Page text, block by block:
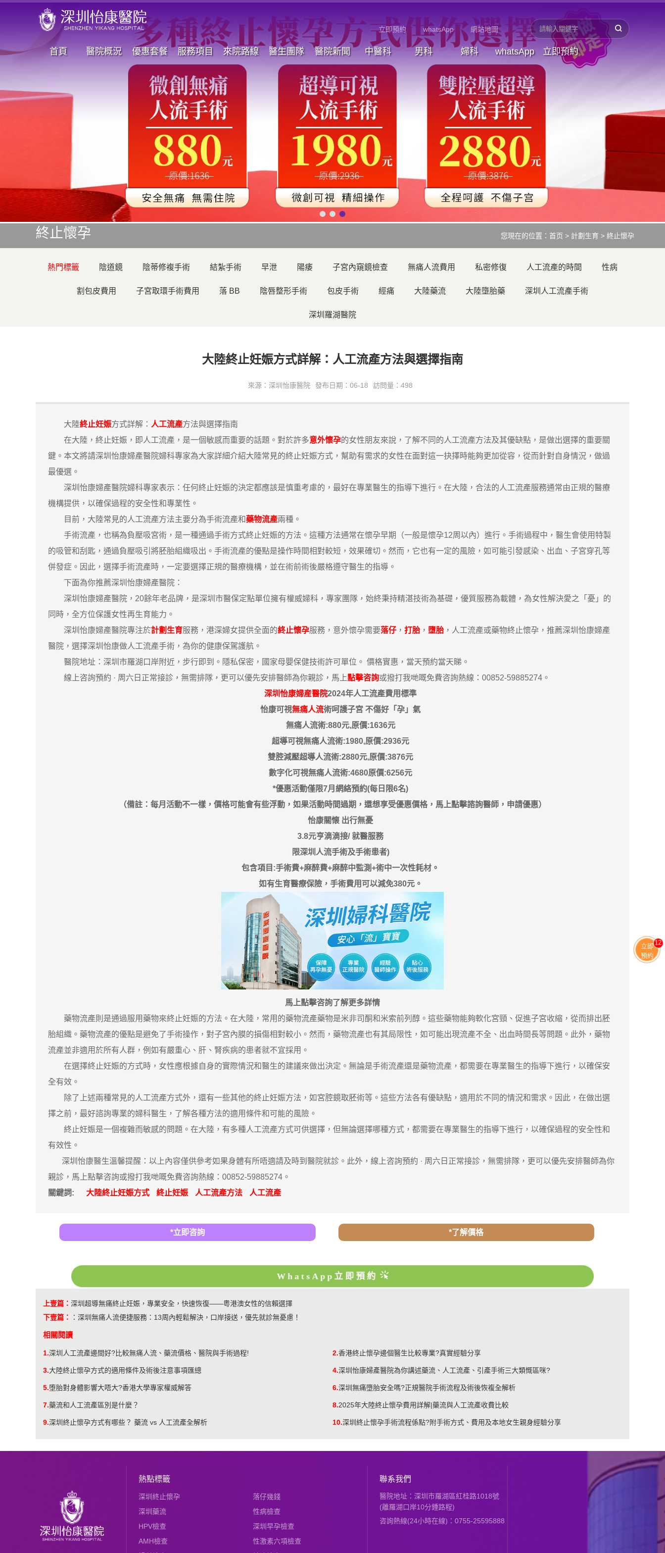
立即預約 whatsApp 網站地圖
首頁 醫院概況 優惠套餐 服務項目 來院路線 醫生團隊 醫院新聞 中醫科 男科 婦科 whatsApp 立即預約
終止懷孕 您現在的位置： 首页 > 計劃生育 > 終止懷孕
熱門標籤 陰道鏡 陰蒂修複手術 結紮手術 早泄 陽痿 子宮內窺鏡檢查 無痛人流費用 私密修復 人工流產的時間 性病
割包皮費用 子宮取環手術費用 落 BB 陰唇整形手術 包皮手術 經痛 大陸藥流 大陸墮胎藥 深圳人工流產手術
深圳羅湖醫院
大陸終止妊娠方式詳解：人工流產方法與選擇指南
來源：深圳怡康醫院 發布日期：06-18 訪問量：498
大陸終止妊娠方式詳解： 人工流產方法與選擇指南
在大陸，終止妊娠，即人工流產，是一個敏感而重要的話題。對於許多意外懷孕的女性朋友來說，了解不同的人工流產方法及其優缺點，是做出選擇的重要關
鍵。本文將請深圳怡康婦產醫院婦科專家為大家詳細介紹大陸常見的終止妊娠方式，幫助有需求的女性在面對這一抉擇時能夠更加從容，從而針對自身情況，做過
最優選。
深圳怡康婦產醫院婦科專家表示：任何終止妊娠的決定都應該是慎重考慮的，最好在專業醫生的指導下進行。在大陸，合法的人工流產服務通常由正規的醫療
機構提供，以確保過程的安全性和專業性。
目前，大陸常見的人工流產方法主要分為手術流產和藥物流產兩種。
手術流產，也稱為負壓吸宮術，是一種通過手術方式終止妊娠的方法。這種方法通常在懷孕早期（一般是懷孕12周以內）進行。手術過程中，醫生會使用特製
的吸管和刮匙，通過負壓吸引將胚胎組織吸出。手術流產的優點是操作時間相對較短，效果確切。然而，它也有一定的風險，如可能引發感染、出血、子宮穿孔等
併發症。因此，選擇手術流產時，一定要選擇正規的醫療機構，並在術前術後嚴格遵守醫生的指導。
下面為你推薦深圳怡康婦產醫院：
深圳怡康婦產醫院，20餘年老品牌，是深圳市醫保定點單位擁有權威婦科，專家團隊，始終秉持精湛技術為基礎，優質服務為載體，為女性解決愛之「憂」的
同時，全方位保護女性再生育能力。
深圳怡康婦產醫院專注於計劃生育服務，港深婦女提供全面的終止懷孕服務，意外懷孕需要落仔 ， 打胎 ， 墮胎 ，人工流產或藥物終止懷孕，推薦深圳怡康婦產
醫院，選擇深圳怡康做人工流產手術，為你的健康保駕護航。
醫院地址：深圳市羅湖口岸附近，步行即到。隱私保密，國家母嬰保健技術許可單位。 價格實惠，當天預約當天睇。
‎線上咨詢預約 · ‎周六日正常接診，無需排隊，更可以優先安排醫師為你親診，馬上點擊咨詢或撥打我哋嘅免費咨詢熱線：00852-59885274。
深圳怡康婦産醫院2024年人工流產費用標準
怡康可視無痛人流術呵護子宮 不傷好「孕」氣
無痛人流術:880元,原價:1636元
超導可視無痛人流術:1980,原價:2936元
雙腔減壓超導人流術:2880元,原價:3876元
數字化可視無痛人流術:4680原價:6256元
*優惠活動僅限7月網絡預約(每日限6名)
（備註：每月活動不一樣，價格可能會有些浮動，如果活動時間過期，還想享受優惠價格，馬上點擊諮詢醫師，申請優惠）
怡康關懐 出行無憂
3.8元亨滴滴接/ 就醫服務
限深圳人流手術及手術患者)
包含項目:手術費+麻醉費+麻醉中監測+術中一次性耗材。
如有生育醫療保險，手術費用可以減免380元。
馬上點擊咨詢了解更多詳情
藥物流產則是通過服用藥物來終止妊娠的方法。在大陸，常用的藥物流產藥物是米非司酮和米索前列醇。這些藥物能夠軟化宮頸、促進子宮收縮，從而排出胚
胎組織。藥物流產的優點是避免了手術操作，對子宮內膜的損傷相對較小。然而，藥物流產也有其局限性，如可能出現流產不全、出血時間長等問題。此外，藥物
流產並非適用於所有人群，例如有嚴重心、肝、腎疾病的患者就不宜採用。
在選擇終止妊娠的方式時，女性應根據自身的實際情況和醫生的建議來做出決定。無論是手術流產還是藥物流產，都需要在專業醫生的指導下進行，以確保安
全有效。
除了上述兩種常見的人工流產方式外，還有一些其他的終止妊娠方法，如宮腔鏡取胚術等。這些方法各有優缺點，適用於不同的情況和需求。因此，在做出選
擇之前，最好諮詢專業的婦科醫生，了解各種方法的適用條件和可能的風險。
終止妊娠是一個複雜而敏感的問題。在大陸，有多種人工流產方式可供選擇，但無論選擇哪種方式，都需要在專業醫生的指導下進行，以確保過程的安全性和
有效性。
深圳怡康醫生溫馨提醒：以上內容僅供參考如果身體有所唔適請及時到醫院就診。此外，線上咨詢預約 · ‎周六日正常接診，無需排隊，更可以優先安排醫師為你
親診，馬上點擊咨詢或撥打我哋嘅免費咨詢熱線：00852-59885274。
關鍵詞:
大陸終止妊娠方式 終止妊娠 人工流產方法 人工流產
*立即咨詢 *了解價格
WhatsApp立即預約
上壹篇： 深圳超導無痛終止妊娠，專業安全，快速恢復——粵港澳女性的信賴選擇
下壹篇：
： 深圳無痛人流便捷服務：13周內輕鬆解決，口岸接送，優先就診無憂慮！
相關閱讀
1.深圳人工流產邊間好?比較無痛人流、藥流價格、醫院與手術過程! 2.香港終止懷孕邊個醫生比較專業?真實經驗分享
3.大陸終止懷孕方式的適用條件及術後注意事項匯總 4.深圳怡康婦產醫院為你講述藥流、人工流產、引產手術三大類慨區咪?
5.堕胎對身體影響大唔大?香港大學專家權威解答 6.深圳無痛墮胎安全嗎?正規醫院手術流程及術後恢複全解析
7.藥流和人工流產區別是什麼？ 8.2025年大陸終止懷孕費用詳解|藥流與人工流產收費比較
9.深圳終止懷孕方式有哪些？ 藥流 vs 人工流產全解析 10.深圳終止懷孕手術流程係點?附手術方式、費用及本地女生親身經驗分享
熱點標籤
深圳終止懷孕
落仔幾錢
深圳藥流
性病檢查
HPV檢查
深圳早孕檢查
AMH檢查
性激素六項檢查
聯系我們
醫院地址：深圳市羅湖區紅桂路1018號
(離羅湖口岸10分鍾路程)
咨詢熱線(24小時在線)：0755-25595888
立即
預約
11